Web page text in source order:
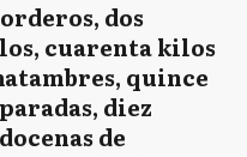
dos
cuarenta kilos
quince
diez
de